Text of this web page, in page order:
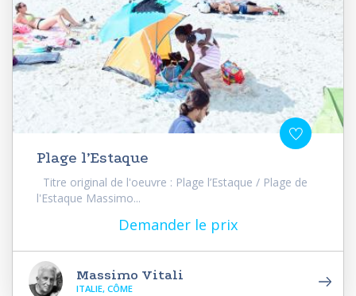
Plage l’Estaque
Titre original de l'oeuvre : Plage l’Estaque / Plage de
l'Estaque Massimo...
Demander le prix
Massimo Vitali
ITALIE, CÔME